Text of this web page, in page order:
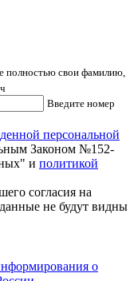
полностью свои фамилию,
Введите номер
персональной
Законом №152-
и политикой
согласия на
не будут видны